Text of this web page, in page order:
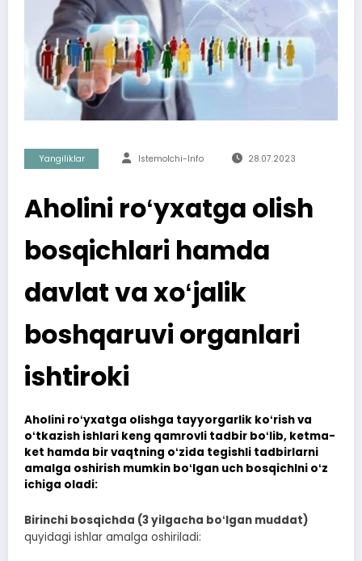
Yangiliklar Istemolchi-Info 28.07.2023
Aholini roʻyxatga olish
bosqichlari hamda
davlat va xoʻjalik
boshqaruvi organlari
ishtiroki
Aholini roʻyxatga olishga tayyorgarlik koʻrish va
oʻtkazish ishlari keng qamrovli tadbir boʻlib, ketma-
ket hamda bir vaqtning oʻzida tegishli tadbirlarni
amalga oshirish mumkin boʻlgan uch bosqichlni oʻz
ichiga oladi:
Birinchi bosqichda (3 yilgacha boʻlgan muddat)
quyidagi ishlar amalga oshiriladi: